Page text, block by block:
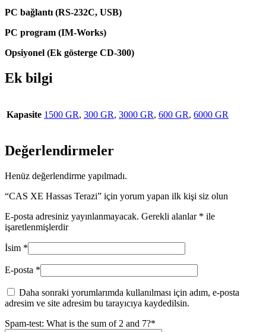
PC bağlantı (RS-232C, USB)
PC program (IM-Works)
Opsiyonel (Ek gösterge CD-300)
Ek bilgi
Kapasite 1500 GR, 300 GR, 3000 GR, 600 GR, 6000 GR
Değerlendirmeler
Henüz değerlendirme yapılmadı.
“CAS XE Hassas Terazi” için yorum yapan ilk kişi siz olun
E-posta adresiniz yayınlanmayacak. Gerekli alanlar * ile
işaretlenmişlerdir
İsim *
E-posta *
Daha sonraki yorumlarımda kullanılması için adım, e-posta
adresim ve site adresim bu tarayıcıya kaydedilsin.
Spam-test: What is the sum of 2 and 7?*